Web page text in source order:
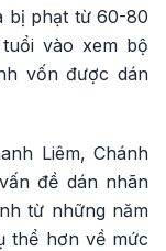
bị phạt từ 60-80
vào xem bộ
vốn được dán
Liêm, Chánh
đề dán nhãn
từ những năm
thể hơn về mức